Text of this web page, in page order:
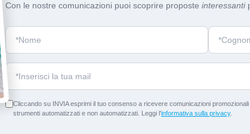
Con le nostre comunicazioni puoi scoprire proposte interessanti
Cliccando su INVIA esprimi il tuo consenso a ricevere comunicazioni promozionali
strumenti automatizzati e non automatizzati. Leggi l'informativa sulla privacy.